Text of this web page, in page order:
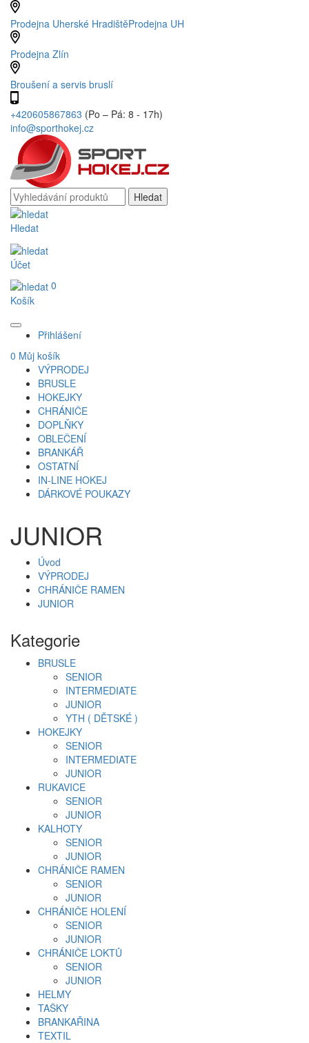
Prodejna Uherské HradištěProdejna UH
Prodejna Zlín
Broušení a servis bruslí
+420605867863 (Po – Pá: 8 - 17h)
info@sporthokej.cz
Hledat
Účet
0
Košík
Přihlášení
0 Můj košík
VÝPRODEJ
BRUSLE
HOKEJKY
CHRÁNIČE
DOPLŇKY
OBLEČENÍ
BRANKÁŘ
OSTATNÍ
IN-LINE HOKEJ
DÁRKOVÉ POUKAZY
JUNIOR
Úvod
VÝPRODEJ
CHRÁNIČE RAMEN
JUNIOR
Kategorie
BRUSLE
SENIOR
INTERMEDIATE
JUNIOR
YTH ( DĚTSKÉ )
HOKEJKY
SENIOR
INTERMEDIATE
JUNIOR
RUKAVICE
SENIOR
JUNIOR
KALHOTY
SENIOR
JUNIOR
CHRÁNIČE RAMEN
SENIOR
JUNIOR
CHRÁNIČE HOLENÍ
SENIOR
JUNIOR
CHRÁNIČE LOKTŮ
SENIOR
JUNIOR
HELMY
TAŠKY
BRANKAŘINA
TEXTIL